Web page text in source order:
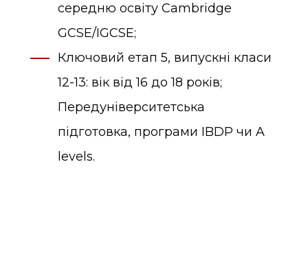
середню освіту Cambridge
GCSE/IGCSE;
Ключовий етап 5, випускні класи
12-13: вік від 16 до 18 років;
Передуніверситетська
підготовка, програми IBDP чи A
levels.